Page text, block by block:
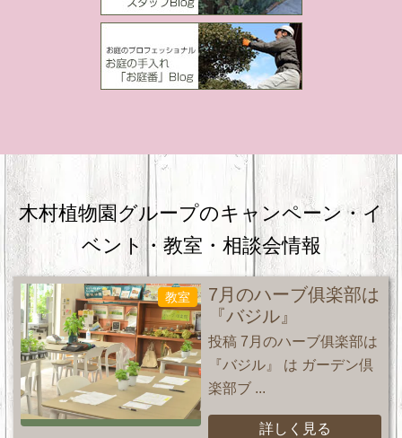
木村植物園グループのキャンペーン・イ
ベント・教室・相談会情報
教室
7月のハーブ俱楽部は
『バジル』
投稿 7月のハーブ俱楽部は
『バジル』 は ガーデン倶
楽部ブ ...
詳しく見る